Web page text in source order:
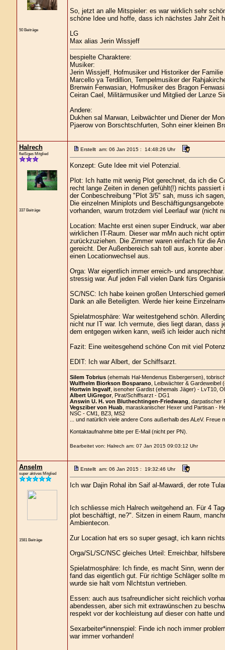
50 Beiträge
So, jetzt an alle Mitspieler: es war wirklich sehr
schöne Idee und hoffe, dass ich nächstes Jahr Zeit
LG
Max alias Jerin Wissjeff
bespielte Charaktere:
Musiker:
Jerin Wissjeff, Hofmusiker und Historiker der Familie
Marcello ya Terdillion, Tempelmusiker der
Brenwin Fenwasian, Hofmusiker des Bragon
Ceiran Cael, Militärmusiker und Mitglied der Lanze
Andere:
Dukhen sal Marwan, Leibwächter und Diener der
Pjaerow von Borschtschfurten, Sohn einer kleinen
Halrech
fleißiges Mitglied
337 Beiträge
Erstellt am: 06 Jan 2015 : 14:48:26 Uhr
Konzept: Gute Idee mit viel Potenzial.
Plot: Ich hatte mit wenig Plot gerechnet, da ich die
recht lange Zeiten in denen gefühlt(!) nichts
der Conbeschreibung "Plot 3/5" sah, muss ich
Die einzelnen Miniplots und
vorhanden, warum trotzdem viel Leerlauf war (nicht
Location: Machte erst einen super Eindruck, war
wirklichen IT-Raum. Dieser war mMn auch nicht
zurückzuziehen. Die Zimmer waren einfach für die
gereicht. Der Außenbereich sah toll aus, konnte
einen Locationwechsel aus.
Orga: War eigentlich immer erreich- und
stressig war. Auf jeden Fall vielen Dank fürs
SC/NSC: Ich habe keinen großen Unterschied
Dank an alle Beteiligten. Werde hier keine
Spielatmosphäre: War weitestgehend schön.
nicht nur IT war. Ich vermute, dies liegt daran, dass
dem entgegen wirken kann, weiß ich leider auch
Fazit: Eine weitesgehend schöne Con mit viel
EDIT: Ich war Albert, der Schiffsarzt.
Silem Tobrius(ehemals Hal-Mendenus Eisbergersen),
Wulfhelm Biorkson Bosparano, Leibwächter & Gardeweibel
Hortwin Ingvalf, isenoher Gardist (ehemals Jäger) - LvT10,
Albert UiGregor, Pirat/Schiffsarzt - DG1
Answin U. H. von Bluthechtingen-Friedwang , darpatischer
Vegsziber von Huab, maraskanischer Hexer und Partisan -
NSC - CM1, BZ3, MS2
... und natürlich viele andere Cons außerhalb des ALeV.
Kontaktaufnahme bitte per E-Mail (nicht per PN).
Bearbeitet von: Halrech am: 07 Jan 2015 09:03:12 Uhr
Anselm
super aktives Mitglied
1581 Beiträge
Erstellt am: 06 Jan 2015 : 19:32:46 Uhr
Ich war Dajin Rohal ibn Saif al-Mawardi, der rote
Ich schliesse mich Halrech weitgehend an. Für 4
plot beschäftigt, ne?". Sitzen in einem Raum,
Ambientecon.
Zur Location hat ers so super gesagt, ich kann
Orga/SL/SC/NSC gleiches Urteil: Erreichbar,
Spielatmosphäre: Ich finde, es macht Sinn, wenn
fand das eigentlich gut. Für richtige Schläger sollte
wurde sie halt vom NIchtstun vertrieben.
Essen: auch aus tsafreundlicher sicht reichlich
abendessen, aber sich mit extrawünschen zu
respekt vor der kochleistung auf dieser con hatte
Sexarbeiter*innenspiel: Finde ich noch immer
war immer vorhanden!